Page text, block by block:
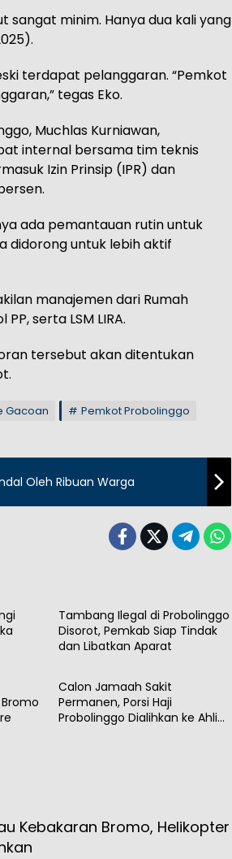
minim. Hanya dua kali yang
terdapat pelanggaran. “Pemkot
tegas Eko.
Muchlas Kurniawan,
internal bersama tim teknis
Izin Prinsip (IPR) dan
ada pemantauan rutin untuk
didorong untuk lebih aktif
manajemen dari Rumah
serta LSM LIRA.
tersebut akan ditentukan
Gacoan
Pemkot Probolinggo
Oleh Ribuan Warga
Tambang Ilegal di Probolinggo
Disorot, Pemkab Siap Tindak
dan Libatkan Aparat
Daerah
Calon Jamaah Sakit
Permanen, Porsi Haji
Probolinggo Dialihkan ke Ahli
Kebakaran Bromo, Helikopter